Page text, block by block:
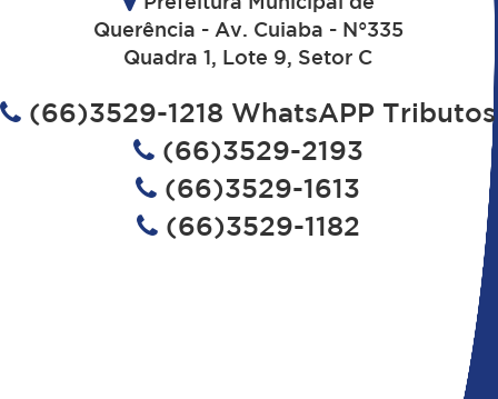
Querência - Av. Cuiaba - N°335
Quadra 1, Lote 9, Setor C
(66)3529-1218 WhatsAPP Tributos
(66)3529-2193
(66)3529-1613
(66)3529-1182